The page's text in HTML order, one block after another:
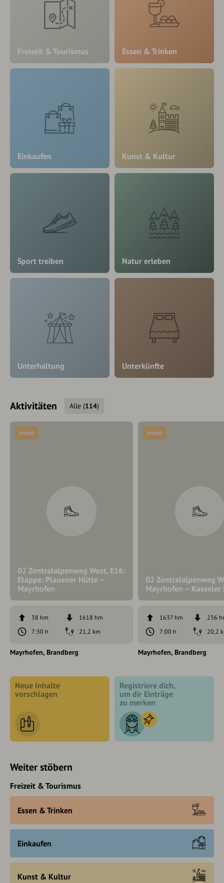
Freizeit & Tourismus Essen & Trinken
Einkaufen Kunst & Kultur
Sport treiben Natur erleben
Unterhaltung Unterkünfte
Aktivitäten Alle (114)
02 Zentralalpenweg West, E16:
Etappe: Plauener Hütte –
Mayrhofen
mittel
38 hm
1618 hm
7:30 h
21,2 km
Mayrhofen Brandberg
02 Zentralalpenweg
Mayrhofen – Kasseler
mittel
1637 hm
236
7:00 h
20,2
Mayrhofen Brandberg
Neue Inhalte
vorschlagen
Registriere dich,
um dir Einträge
zu merken
Weiter stöbern
Freizeit & Tourismus
Essen & Trinken
Einkaufen
Kunst & Kultur